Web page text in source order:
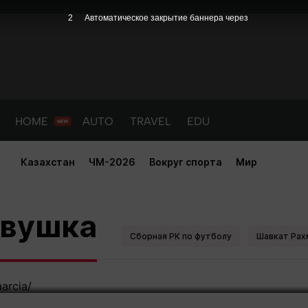
HOME AUTO TRAVEL EDU
Казахстан ЧМ-2026 Вокруг спорта Мир
HEALTH
Сборная РК по футболу Шавкат
1 Автоматическое закрытие баннера через